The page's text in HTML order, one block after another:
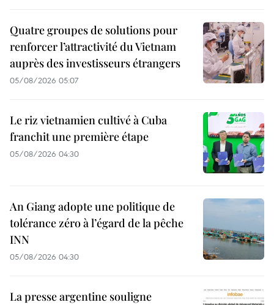
Quatre groupes de solutions pour
renforcer l’attractivité du Vietnam
auprès des investisseurs étrangers
05/08/2026 05:07
Le riz vietnamien cultivé à Cuba
franchit une première étape
05/08/2026 04:30
An Giang adopte une politique de
tolérance zéro à l’égard de la pêche
INN
05/08/2026 04:30
La presse argentine souligne